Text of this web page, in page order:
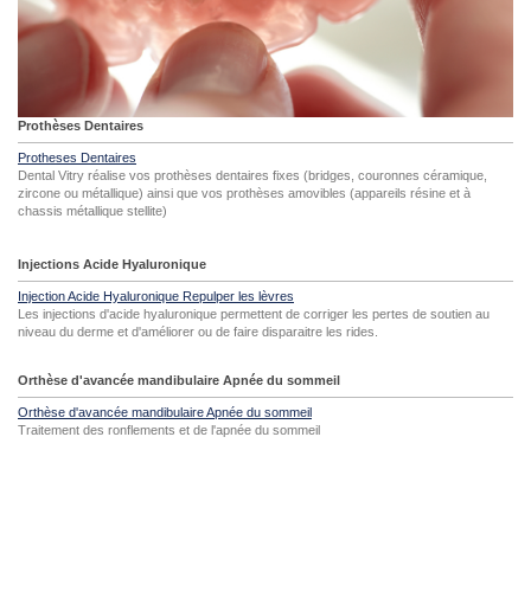
Prothèses Dentaires
Protheses Dentaires
Dental Vitry réalise vos prothèses dentaires fixes (bridges, couronnes céramique,
zircone ou métallique) ainsi que vos prothèses amovibles (appareils résine et à
chassis métallique stellite)
Injections Acide Hyaluronique
Injection Acide Hyaluronique Repulper les lèvres
Les injections d'acide hyaluronique permettent de corriger les pertes de soutien au
niveau du derme et d'améliorer ou de faire disparaitre les rides.
Orthèse d'avancée mandibulaire Apnée du sommeil
Orthèse d'avancée mandibulaire Apnée du sommeil
Traitement des ronflements et de l'apnée du sommeil